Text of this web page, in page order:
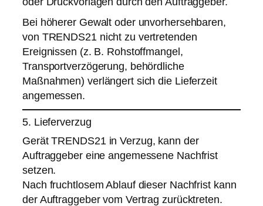
Bei höherer Gewalt oder unvorhersehbaren,
von TRENDS21 nicht zu vertretenden
Ereignissen (z. B. Rohstoffmangel,
Transportverzögerung, behördliche
Maßnahmen) verlängert sich die Lieferzeit
angemessen.
5. Lieferverzug
Gerät TRENDS21 in Verzug, kann der
Auftraggeber eine angemessene Nachfrist
setzen.
Nach fruchtlosem Ablauf dieser Nachfrist kann
der Auftraggeber vom Vertrag zurücktreten.